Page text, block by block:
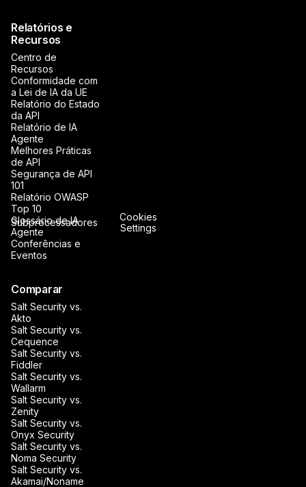
Relatórios e
Recursos
Centro de
Recursos
Conformidade com
a Lei de IA da UE
Relatório do Estado
da API
Relatório de IA
Agente
Melhores Práticas
de API
Segurança de API
101
Relatório OWASP
Top 10
Glossário de IA
Agente
Conferências e
Eventos
Comparar
Salt Security vs.
Akto
Salt Security vs.
Cequence
Salt Security vs.
Fiddler
Salt Security vs.
Wallarm
Salt Security vs.
Zenity
Salt Security vs.
Onyx Security
Salt Security vs.
Noma Security
Salt Security vs.
Akamai/Noname
Subprocessadores
Cookies
Settings